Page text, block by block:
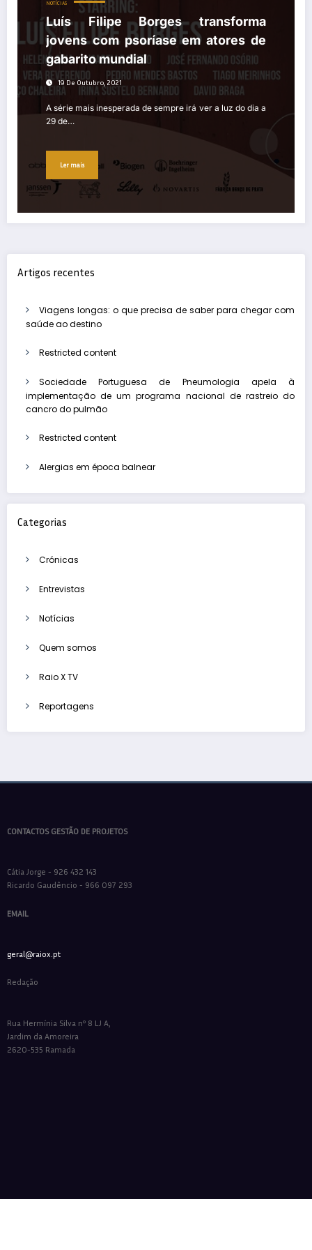
NOTÍCIAS
Luís Filipe Borges transforma
jovens com psoríase em atores de
gabarito mundial
19 De Outubro, 2021
A série mais inesperada de sempre irá ver a luz do dia a
29 de…
Ler mais
Artigos recentes
Viagens longas: o que precisa de saber para chegar com
saúde ao destino
Restricted content
Sociedade Portuguesa de Pneumologia apela à
implementação de um programa nacional de rastreio do
cancro do pulmão
Restricted content
Alergias em época balnear
Categorias
Crónicas
Entrevistas
Notícias
Quem somos
Raio X TV
Reportagens
CONTACTOS GESTÃO DE PROJETOS
Cátia Jorge - 926 432 143
Ricardo Gaudêncio - 966 097 293
EMAIL
geral@raiox.pt
Redação
Rua Hermínia Silva nº 8 LJ A,
Jardim da Amoreira
2620-535 Ramada